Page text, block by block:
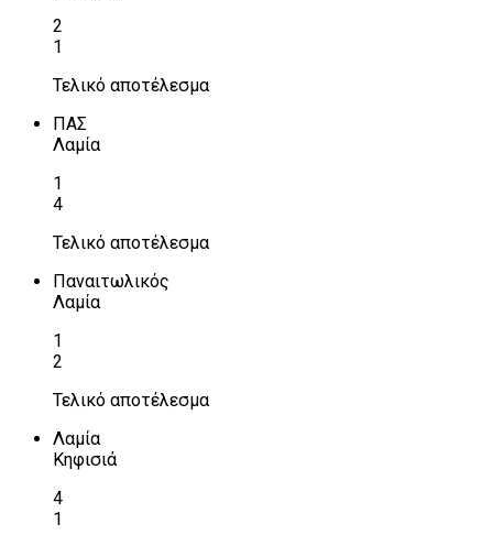
2
1
Τελικό αποτέλεσμα
ΠΑΣ
Λαμία
1
4
Τελικό αποτέλεσμα
Παναιτωλικός
Λαμία
1
2
Τελικό αποτέλεσμα
Λαμία
Κηφισιά
4
1